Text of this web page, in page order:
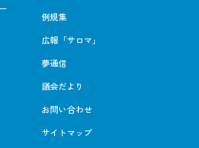
例規集
広報「サロマ」
夢通信
議会だより
お問い合わせ
サイトマップ